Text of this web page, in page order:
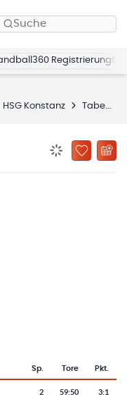
Suche
Registrierung
HSG Konstanz Tabellen
ZU
und Punkten
Sp. Tore Pkt.
2 59:50 3:1